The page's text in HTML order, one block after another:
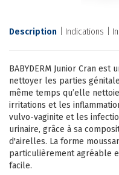
Description Indications
BABYDERM Junior Cran
nettoyer les parties
même temps qu’elle
irritations et les
vulvo-vaginite et les
urinaire, grâce à sa
d'airelles. La forme
particulièrement agréable
facile.